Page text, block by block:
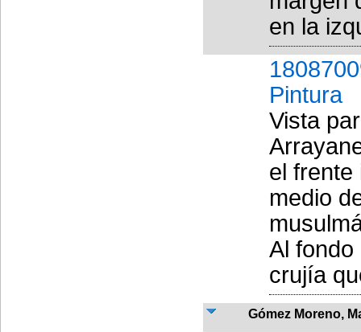
en la
Pintura
Vista
el frente
medio
Al
crujía
Gómez Moreno,